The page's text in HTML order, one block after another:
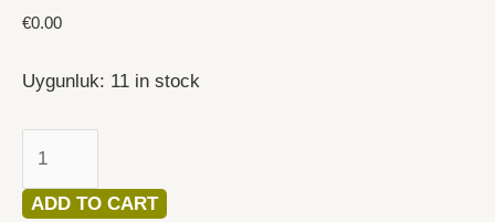
€0.00
Uygunluk: 11 in stock
Nar
Katalin
quantity
ADD TO CART